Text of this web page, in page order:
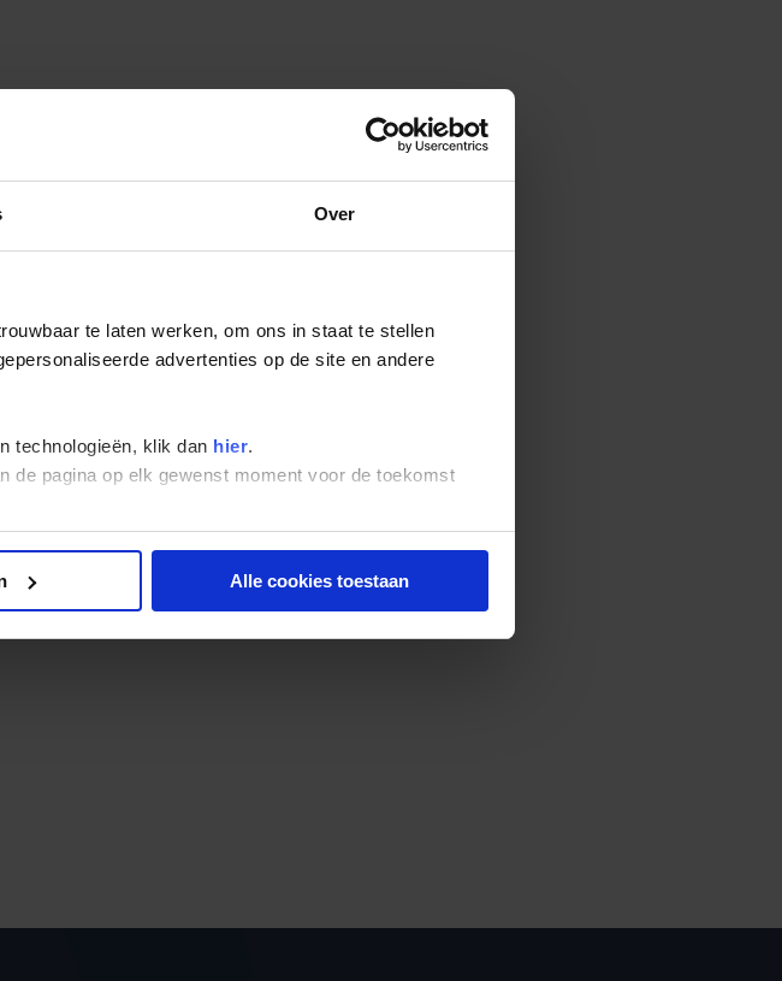
Over
te laten werken, om ons in staat te stellen
advertenties op de site en andere
technologieën, klik dan hier.
de pagina op elk gewenst moment voor de toekomst
Alle cookies toestaan